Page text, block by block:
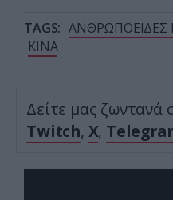
TAGS:
ΚΙΝΑ
Δείτε μας ζωντανά
Twitch, X,